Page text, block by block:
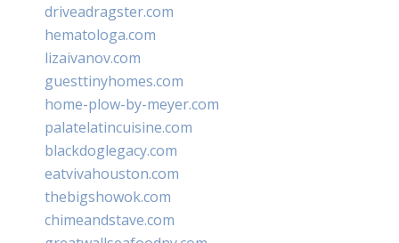
driveadragster.com
hematologa.com
lizaivanov.com
guesttinyhomes.com
home-plow-by-meyer.com
palatelatincuisine.com
blackdoglegacy.com
eatvivahouston.com
thebigshowok.com
chimeandstave.com